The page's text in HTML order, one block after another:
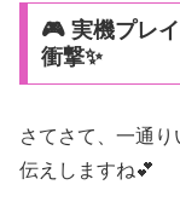
🎮 実機プレ
衝撃✨
さてさて、一通
伝えしますね💕